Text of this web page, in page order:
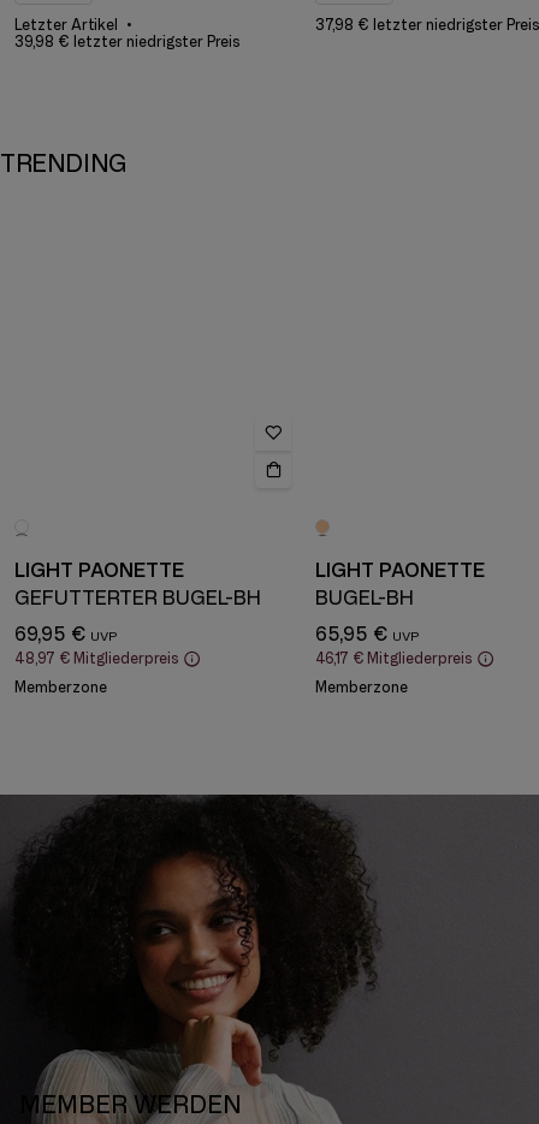
Letzter Artikel
39,98 € letzter niedrigster Preis
37,98 € letzter niedrigster Preis
TRENDING
LIGHT PAONETTE
GEFÜTTERTER BÜGEL-BH
69,95 €
48,97 € Mitgliederpreis
Memberzone
LIGHT PAONETTE
BÜGEL-BH
65,95 €
46,17 € Mitgliederpreis
Memberzone
MEMBER WERDEN